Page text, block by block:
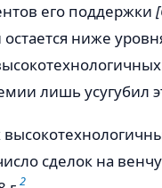
его поддержки
остается ниже
лишь усугубил
сделок на
2